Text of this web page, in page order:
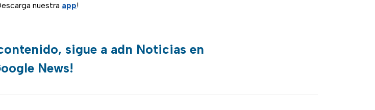
nuestra app!
sigue a adn Noticias en
News!